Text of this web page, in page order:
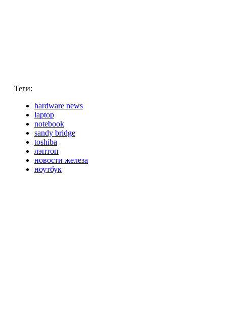
Теги:
hardware news
laptop
notebook
sandy bridge
toshiba
лэптоп
новости железа
ноутбук